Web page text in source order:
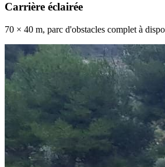
Carrière éclairée
70 × 40 m, parc d'obstacles complet à